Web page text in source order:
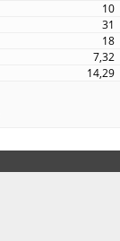
10
31
18
7,32
14,29